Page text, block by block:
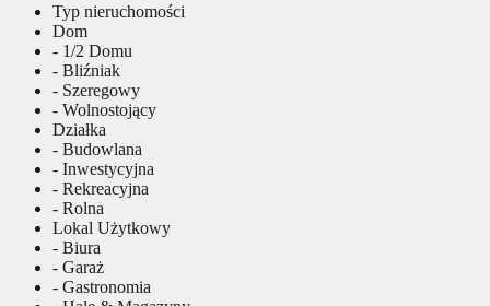
Typ nieruchomości
Dom
- 1/2 Domu
- Bliźniak
- Szeregowy
- Wolnostojący
Działka
- Budowlana
- Inwestycyjna
- Rekreacyjna
- Rolna
Lokal Użytkowy
- Biura
- Garaż
- Gastronomia